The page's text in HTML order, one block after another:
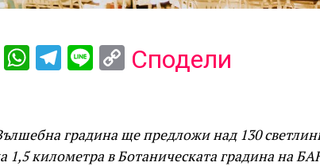
ViberWhatsApp
Telegram
LineCopy
Сподели
градина ще предложи над 130
1,5 километра в Ботаническата градина на